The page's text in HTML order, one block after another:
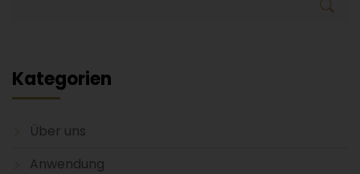
Kategorien
Über uns
Anwendung